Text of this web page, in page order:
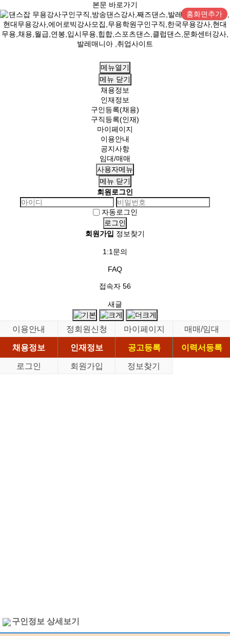
본문 바로가기
홈화면추가
메뉴열기
메뉴 닫기
채용정보
인재정보
구인등록(채용)
구직등록(인재)
마이페이지
이용안내
공지사항
임대/매매
사용자메뉴
메뉴 닫기
회원로그인
자동로그인
회원가입 정보찾기
1:1문의
FAQ
접속자 56
새글
이용안내 정회원신청 마이페이지
매매/임대
채용정보
인재정보 공고등록
이력서등록
로그인
회원가입 정보찾기
구인정보 상세보기